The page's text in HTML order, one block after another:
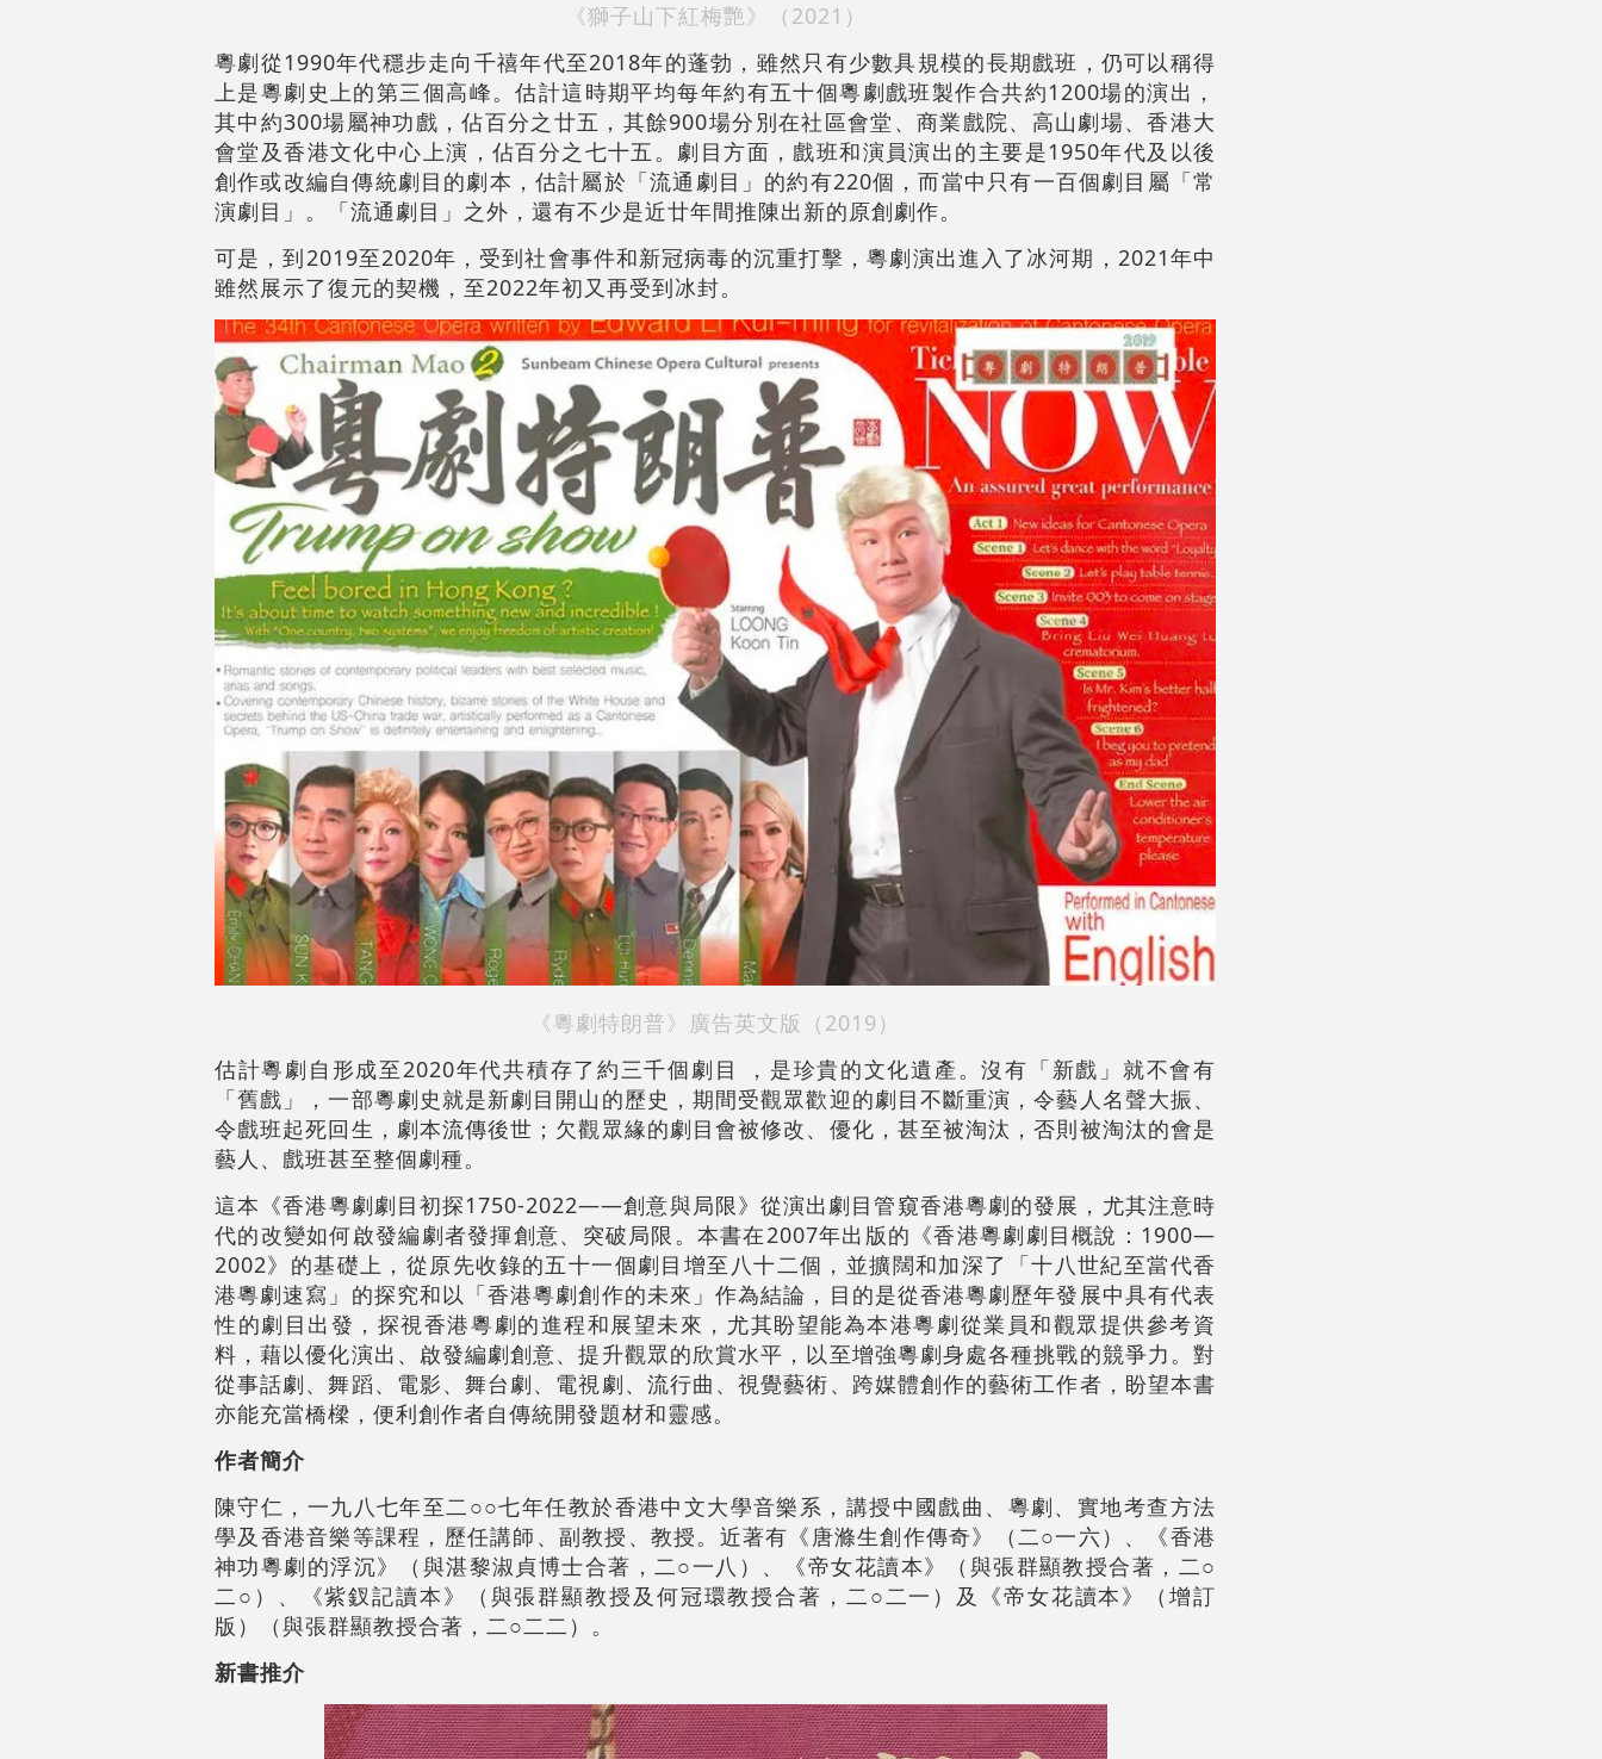
《獅子山下紅梅艷》（2021）
粵劇從1990年代穩步走向千禧年代至2018年的蓬勃，雖然只有少數具規模的長期戲班，仍可以稱得
上是粵劇史上的第三個高峰。估計這時期平均每年約有五十個粵劇戲班製作合共約1200場的演出，
其中約300場屬神功戲，佔百分之廿五，其餘900場分別在社區會堂、商業戲院、高山劇場、香港大
會堂及香港文化中心上演，佔百分之七十五。劇目方面，戲班和演員演出的主要是1950年代及以後
創作或改編自傳統劇目的劇本，估計屬於「流通劇目」的約有220個，而當中只有一百個劇目屬「常
演劇目」。「流通劇目」之外，還有不少是近廿年間推陳出新的原創劇作。
可是，到2019至2020年，受到社會事件和新冠病毒的沉重打擊，粵劇演出進入了冰河期，2021年中
雖然展示了復元的契機，至2022年初又再受到冰封。
《粵劇特朗普》廣告英文版（2019）
估計粵劇自形成至2020年代共積存了約三千個劇目 ，是珍貴的文化遺產。沒有「新戲」就不會有
「舊戲」，一部粵劇史就是新劇目開山的歷史，期間受觀眾歡迎的劇目不斷重演，令藝人名聲大振、
令戲班起死回生，劇本流傳後世；欠觀眾緣的劇目會被修改、優化，甚至被淘汰，否則被淘汰的會是
藝人、戲班甚至整個劇種。
這本《香港粵劇劇目初探1750-2022——創意與局限》從演出劇目管窺香港粵劇的發展，尤其注意時
代的改變如何啟發編劇者發揮創意、突破局限。本書在2007年出版的《香港粵劇劇目概說：1900—
2002》的基礎上，從原先收錄的五十一個劇目增至八十二個，並擴闊和加深了「十八世紀至當代香
港粵劇速寫」的探究和以「香港粵劇創作的未來」作為結論，目的是從香港粵劇歷年發展中具有代表
性的劇目出發，探視香港粵劇的進程和展望未來，尤其盼望能為本港粵劇從業員和觀眾提供參考資
料，藉以優化演出、啟發編劇創意、提升觀眾的欣賞水平，以至增強粵劇身處各種挑戰的競爭力。對
從事話劇、舞蹈、電影、舞台劇、電視劇、流行曲、視覺藝術、跨媒體創作的藝術工作者，盼望本書
亦能充當橋樑，便利創作者自傳統開發題材和靈感。
作者簡介
陳守仁，一九八七年至二○○七年任教於香港中文大學音樂系，講授中國戲曲、粵劇、實地考查方法
學及香港音樂等課程，歷任講師、副教授、教授。近著有《唐滌生創作傳奇》（二○一六）、《香港
神功粵劇的浮沉》（與湛黎淑貞博士合著，二○一八）、《帝女花讀本》（與張群顯教授合著，二○
二○）、《紫釵記讀本》（與張群顯教授及何冠環教授合著，二○二一）及《帝女花讀本》（增訂
版）（與張群顯教授合著，二○二二）。
新書推介